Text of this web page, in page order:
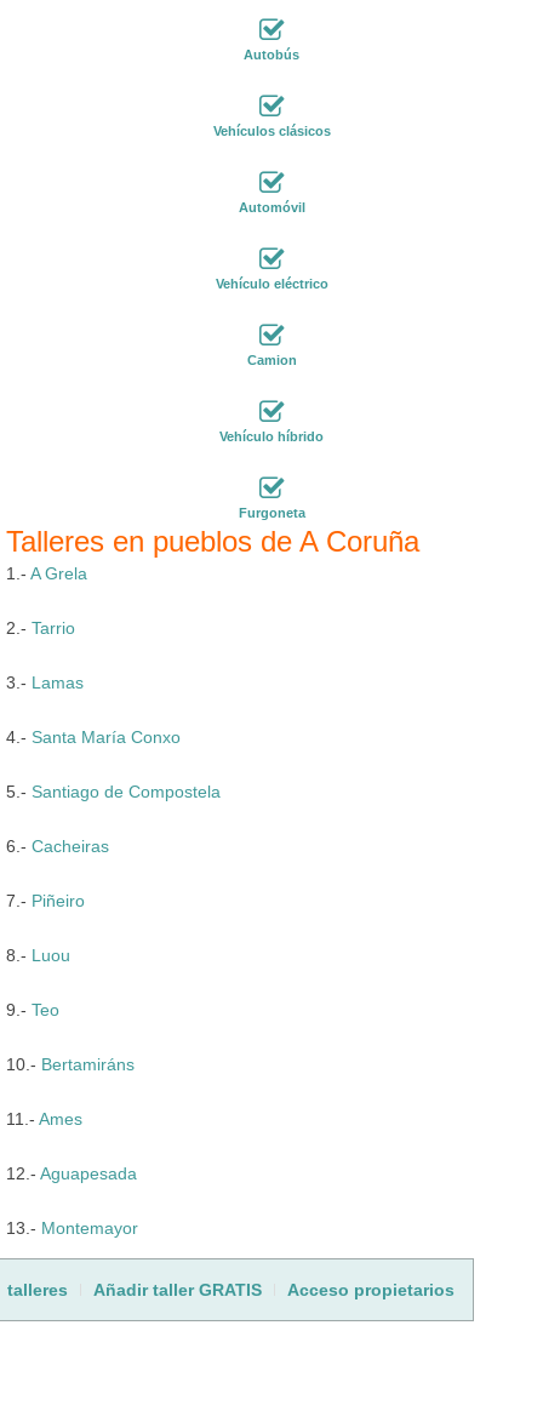
Autobús
Vehículos clásicos
Automóvil
Vehículo eléctrico
Camion
Vehículo híbrido
Furgoneta
Talleres en pueblos de A Coruña
1.- A Grela
2.- Tarrio
3.- Lamas
4.- Santa María Conxo
5.- Santiago de Compostela
6.- Cacheiras
7.- Piñeiro
8.- Luou
9.- Teo
10.- Bertamiráns
11.- Ames
12.- Aguapesada
13.- Montemayor
talleres Añadir taller GRATIS Acceso propietarios